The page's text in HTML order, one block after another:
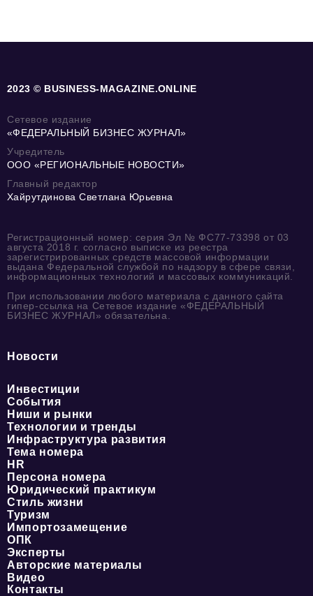
2023 © BUSINESS-MAGAZINE.ONLINE
Сетевое издание
«ФЕДЕРАЛЬНЫЙ БИЗНЕС ЖУРНАЛ»
Учредитель
ООО «РЕГИОНАЛЬНЫЕ НОВОСТИ»
Главный редактор
Хайрутдинова Светлана Юрьевна
Регистрационный номер: серия Эл № ФС77-73398 от 03
августа 2018 г. согласно выписке из реестра
зарегистрированных средств массовой информации
выдана Федеральной службой по надзору в сфере связи,
информационных технологий и массовых коммуникаций.
При использовании любого материала с данного сайта
гипер-ссылка на Сетевое издание «ФЕДЕРАЛЬНЫЙ
БИЗНЕС ЖУРНАЛ» обязательна.
Новости
Инвестиции
События
Ниши и рынки
Технологии и тренды
Инфраструктура развития
Тема номера
HR
Персона номера
Юридический практикум
Стиль жизни
Туризм
Импортозамещение
ОПК
Эксперты
Авторские материалы
Видео
Контакты